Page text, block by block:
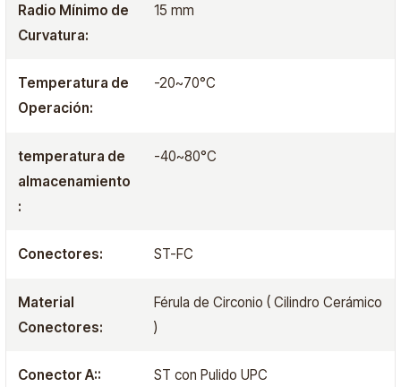
Radio Mínimo de
Curvatura:
15 mm
Temperatura de
Operación:
-20~70°C
temperatura de
almacenamiento
:
-40~80°C
Conectores: ST-FC
Material
Conectores:
Férula de Circonio ( Cilindro Cerámico
)
Conector A:: ST con Pulido UPC